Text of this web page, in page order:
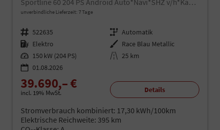
Sportline 60 204 PS Android Auto*Navi*SHZ v/h*Kamera*E-Heck*Kessy*ACC
unverbindliche Lieferzeit: 7 Tage
Fahrzeugnr. 522635 Getriebe Automatik
Kraftstoff Elektro Außenfarbe Race Blau Metallic
Leistung 150 kW (204 PS) Kilometerstand 25 km
01.08.2026
39.690,– €
incl. 19% MwSt. Details
Stromverbrauch kombiniert: 17,30 kWh/100km
Elektrische Reichweite: 395 km